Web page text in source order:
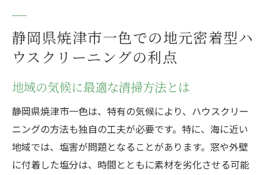
静岡県焼津市一色での地元密着型ハ
ウスクリーニングの利点
地域の気候に最適な清掃方法とは
静岡県焼津市一色は、特有の気候により、ハウスクリー
ニングの方法も独自の工夫が必要です。特に、海に近い
地域では、塩害が問題となることがあります。窓や外壁
に付着した塩分は、時間とともに素材を劣化させる可能